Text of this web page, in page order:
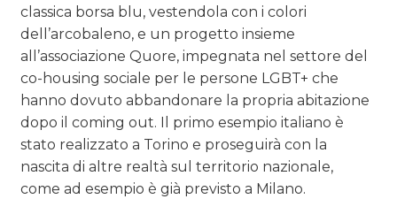
classica borsa blu, vestendola con i colori
dell’arcobaleno, e un progetto insieme
all’associazione Quore, impegnata nel settore del
co-housing sociale per le persone LGBT+ che
hanno dovuto abbandonare la propria abitazione
dopo il coming out. Il primo esempio italiano è
stato realizzato a Torino e proseguirà con la
nascita di altre realtà sul territorio nazionale,
come ad esempio è già previsto a Milano.